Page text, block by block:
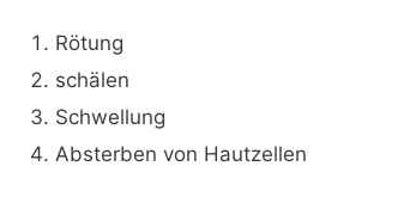
Rötung
schälen
Schwellung
Absterben von Hautzellen